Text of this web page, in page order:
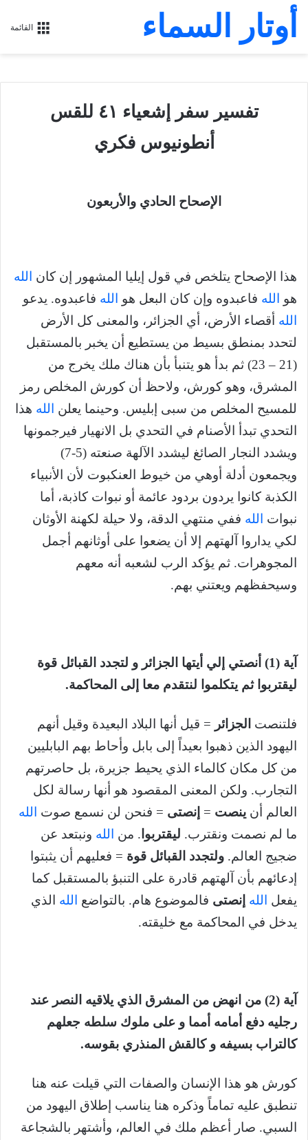
القائمة أوتار السماء
تفسير سفر إشعياء ٤١ للقس
أنطونيوس فكري
الإصحاح الحادي والأربعون
هذا الإصحاح يتلخص في قول إيليا المشهور إن كان
الله
هو
الله فاعبدوه وإن كان البعل هو الله فاعبدوه. يدعو
الله أقصاء الأرض، أي الجزائر، والمعنى كل الأرض
لتحدد بمنطق بسيط من يستطيع أن يخبر بالمستقبل
(21 – 23) ثم بدأ هو يتنبأ بأن هناك ملك يخرج من
المشرق، وهو كورش، ولاحظ أن كورش المخلص رمز
للمسيح المخلص من سبى إبليس. وحينما يعلن
الله هذا
التحدي تبدأ الأصنام في التحدي بل الانهيار فيرجمونها
ويشدد النجار الصائغ ليشدد الآلهة صنعته (5-7)
ويجمعون أدلة أوهي من خيوط العنكبوت لأن الأنبياء
الكذبة كانوا يردون بردود عائمة أو نبوات كاذبة، أما
نبوات
الله ففي منتهي الدقة، ولا حيلة لكهنة الأوثان
لكي يداروا آلهتهم إلا أن يضعوا على أوثانهم أجمل
المجوهرات. ثم يؤكد الرب لشعبه أنه معهم
وسيحفظهم ويعتني بهم.
آية (1) أنصتي إلي أيتها الجزائر و لتجدد القبائل قوة
ليقتربوا ثم يتكلموا لنتقدم معا إلى المحاكمة.
فلتنصت الجزائر = قيل أنها البلاد البعيدة وقيل أنهم
اليهود الذين ذهبوا بعيداً إلى بابل وأحاط بهم البابليين
من كل مكان كالماء الذي يحيط جزيرة، بل حاصرتهم
التجارب. ولكن المعنى المقصود هو أنها رسالة لكل
العالم أن ينصت = إنصتى = فنحن لن نسمع صوت
الله
ما لم نصمت ونقترب. ليقتربوا . من الله ونبتعد عن
ضجيج العالم. ولتجدد القبائل قوة = فعليهم أن يثبتوا
إدعائهم بأن آلهتهم قادرة على التنبؤ بالمستقبل كما
يفعل
الله إنصتى فالموضوع هام. بالتواضع الله الذي
يدخل في المحاكمة مع خليقته.
آية (2) من انهض من المشرق الذي يلاقيه النصر عند
رجليه دفع أمامه أمما و على ملوك سلطه جعلهم
كالتراب بسيفه و كالقش المنذري بقوسه.
كورش هو هذا الإنسان والصفات التي قيلت عنه هنا
تنطبق عليه تماماً وذكره هنا يناسب إطلاق اليهود من
السبي. صار أعظم ملك في العالم، وأشتهر بالشجاعة